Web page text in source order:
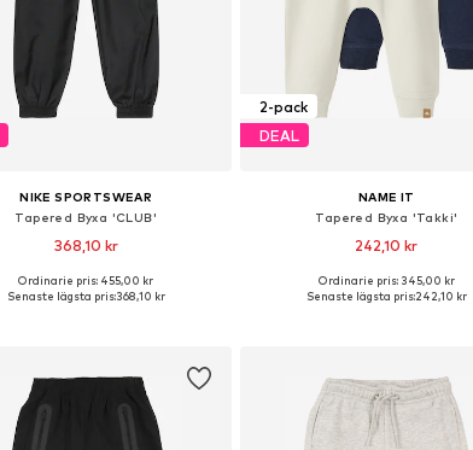
NIKE SPORTSWEAR
Tapered Byxa 'CLUB'
368,10 kr
Tillgänglig i många storlekar
Ordinarie pris: 455,00 kr
Senaste lägsta pris:368,10 kr
2-pack
DEAL
NAME IT
Tapered Byxa 'Takki'
242,10 kr
Tillgänglig i många storlekar
Ordinarie pris: 345,00 kr
Senaste lägsta pris:242,10 kr